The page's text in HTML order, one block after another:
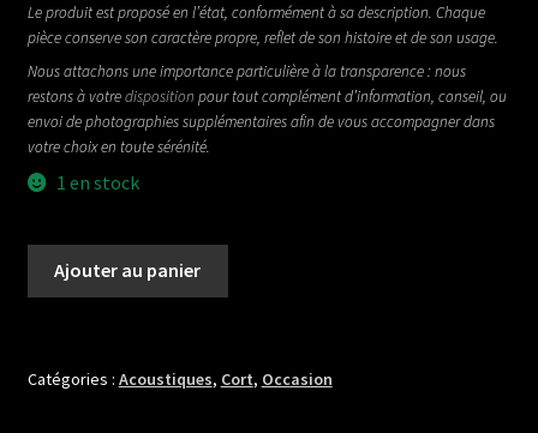
Le produit est proposé en l’état, conformément à sa description. Chaque
pièce conserve son caractère propre, reflet de son histoire et de son usage.
Nous attachons une importance particulière à la transparence : nous
restons à votredisposition pour tout complément d’information, conseil, ou
envoi de photographies supplémentaires afin de vous accompagner dans
votre choix en toute sérénité.
1 en stock
EDGE
Ajouter au panier
Catégories : Acoustiques, Cort, Occasion